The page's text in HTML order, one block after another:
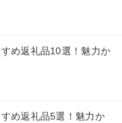
め返礼品10選！魅力か
め返礼品5選！魅力か